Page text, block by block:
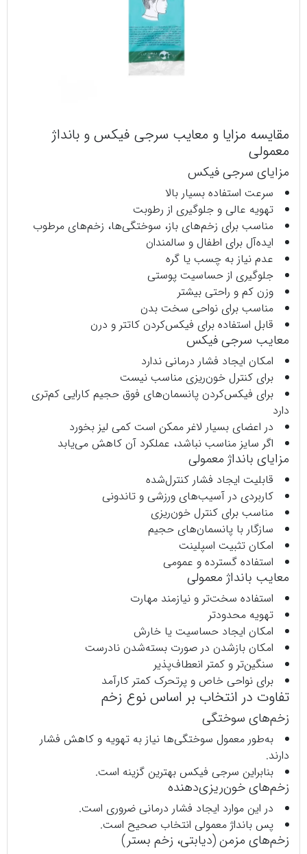
مقایسه مزایا و معایب سرجی‌ فیکس و بانداژ
معمولی
مزایای سرجی‌ فیکس
سرعت استفاده بسیار بالا
تهویه عالی و جلوگیری از رطوبت
مناسب برای زخم‌های باز، سوختگی‌ها، زخم‌های مرطوب
ایده‌آل برای اطفال و سالمندان
عدم نیاز به چسب یا گره
جلوگیری از حساسیت پوستی
وزن کم و راحتی بیشتر
مناسب برای نواحی سخت بدن
قابل استفاده برای فیکس‌کردن کاتتر و درن
معایب سرجی‌ فیکس
امکان ایجاد فشار درمانی ندارد
برای کنترل خون‌ریزی مناسب نیست
برای فیکس‌کردن پانسمان‌های فوق حجیم کارایی کم‌تری
دارد
در اعضای بسیار لاغر ممکن است کمی لیز بخورد
اگر سایز مناسب نباشد، عملکرد آن کاهش می‌یابد
مزایای بانداژ معمولی
قابلیت ایجاد فشار کنترل‌شده
کاربردی در آسیب‌های ورزشی و تاندونی
مناسب برای کنترل خون‌ریزی
سازگار با پانسمان‌های حجیم
امکان تثبیت اسپلینت
استفاده گسترده و عمومی
معایب بانداژ معمولی
استفاده سخت‌تر و نیازمند مهارت
تهویه محدودتر
امکان ایجاد حساسیت یا خارش
امکان بازشدن در صورت بسته‌شدن نادرست
سنگین‌تر و کمتر انعطاف‌پذیر
برای نواحی خاص و پرتحرک کمتر کارآمد
تفاوت در انتخاب بر اساس نوع زخم
زخم‌های سوختگی
به‌طور معمول سوختگی‌ها نیاز به تهویه و کاهش فشار
دارند.
بنابراین سرجی‌ فیکس بهترین گزینه است.
زخم‌های خون‌ریزی‌دهنده
در این موارد ایجاد فشار درمانی ضروری است.
پس بانداژ معمولی انتخاب صحیح است.
زخم‌های مزمن (دیابتی، زخم بستر)